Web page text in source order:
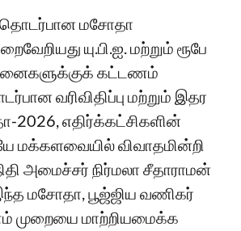
தொடர்பான மசோதா
யு.பி.ஐ. மற்றும் ரூபே
கட்டணம்
வரிவிதிப்பு மற்றும் இதர
2026, எதிர்க்கட்சிகளின்
மக்களவையில் விவாதமின்றி
அமைச்சர் நிர்மலா சீதாராமன்
மசோதா, பூஜ்ஜிய வணிகர்
முறையை மாற்றியமைக்க